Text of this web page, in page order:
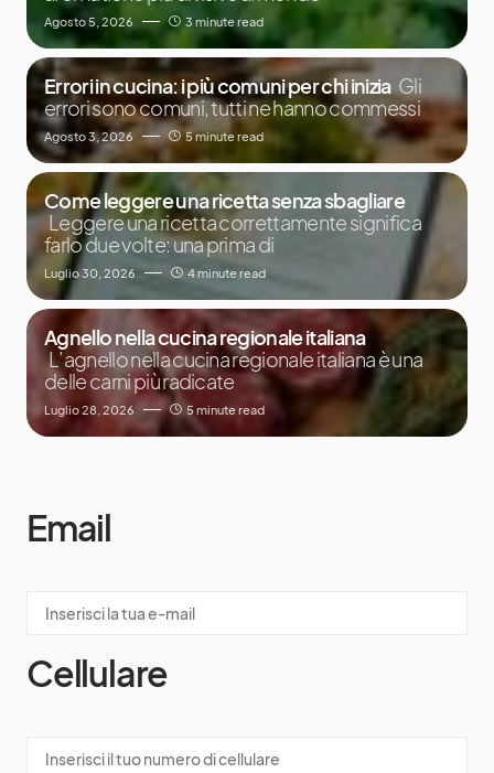
Agosto 5, 2026 3 minute read
Errori in cucina: i più comuni per chi inizia Gli
errori sono comuni, tutti ne hanno commessi
Agosto 3, 2026 5 minute read
Come leggere una ricetta senza sbagliare
Leggere una ricetta correttamente significa
farlo due volte: una prima di
Luglio 30, 2026 4 minute read
Agnello nella cucina regionale italiana
L’agnello nella cucina regionale italiana è una
delle carni più radicate
Luglio 28, 2026 5 minute read
Email
Cellulare